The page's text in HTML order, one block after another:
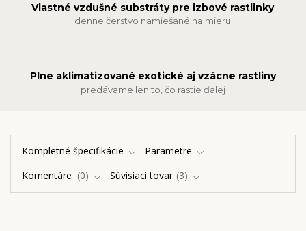
Vlastné vzdušné substráty pre izbové rastlinky
denne čerstvo namiešané na mieru
Plne aklimatizované exotické aj vzácne rastliny
predávame len to, čo rastie ďalej
Kompletné špecifikácie
Parametre
Komentáre
0 Súvisiaci tovar 3